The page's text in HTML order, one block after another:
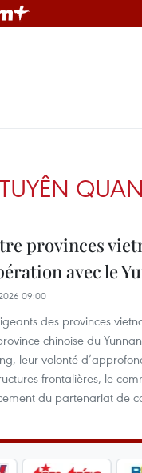
provinces
avec le
09:00
des provinces
chinoise du
leur volonté
frontalières, le
du partenariat de